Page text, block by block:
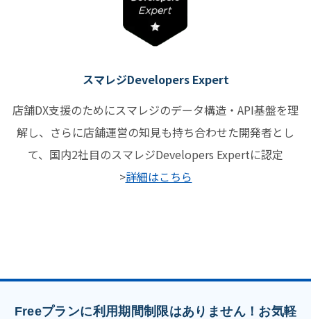
スマレジDevelopers Expert
店舗DX支援のためにスマレジのデータ構造・API基盤を理
解し、さらに店舗運営の知見も持ち合わせた開発者とし
て、国内2社目のスマレジDevelopers Expertに認定
>詳細はこちら
Freeプランに利用期間制限はありません！お気軽